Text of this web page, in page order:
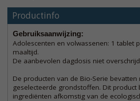
Productinfo
Gebruiksaanwijzing:
Adolescenten en volwassenen: 1 tablet
maaltijd.
De aanbevolen dagdosis niet
De producten van de Bio-Serie
geselecteerde grondstoffen. Dit product
ingrediënten afkomstig van de